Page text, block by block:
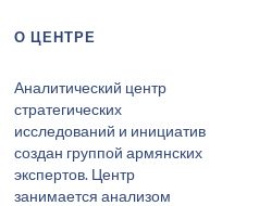
О ЦЕНТРЕ
Аналитический центр
стратегических
исследований и инициатив
создан группой армянских
экспертов. Центр
занимается анализом